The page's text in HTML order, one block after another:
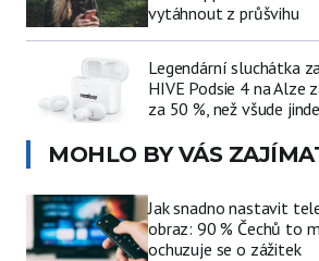
vytáhnout z průšvihu
Legendární sluchátka
HIVE Podsie 4 na Alze
za 50 %, než všude jinde
MOHLO BY VÁS
Jak snadno nastavit
obraz: 90 % Čechů to
ochuzuje se o zážitek